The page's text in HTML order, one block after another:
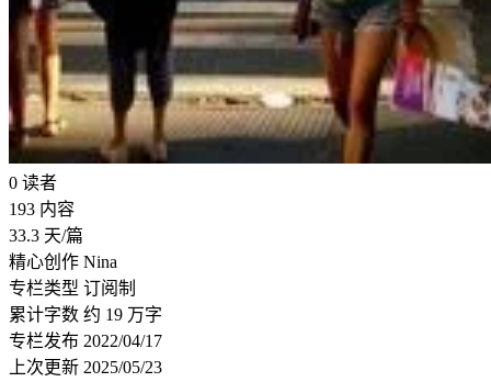
0 读者
193 内容
33.3 天/篇
精心创作 Nina
专栏类型 订阅制
累计字数 约 19 万字
专栏发布 2022/04/17
上次更新 2025/05/23